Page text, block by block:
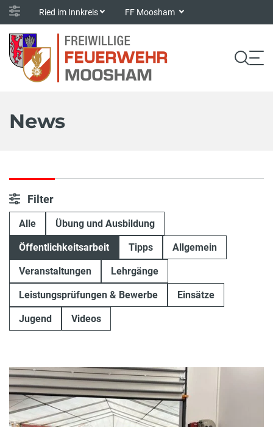
Ried im Innkreis FF Moosham
News
Filter
Alle Übung und Ausbildung
Öffentlichkeitsarbeit Tipps Allgemein
Veranstaltungen Lehrgänge
Leistungsprüfungen & Bewerbe Einsätze
Jugend Videos